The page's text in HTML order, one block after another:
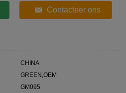
Contacteer ons
CHINA
GREEN,OEM
GM095